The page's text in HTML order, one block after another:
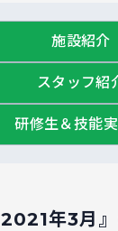
施設紹介
スタッフ紹
研修生＆技能
2021年3月